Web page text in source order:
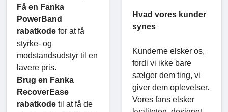
Få en Fanka
PowerBand
rabatkode for at få
styrke- og
modstandsudstyr til en
lavere pris.
Brug en Fanka
RecoverEase
rabatkode til at få de
Hvad vores kunder
synes
Kunderne elsker os,
fordi vi ikke bare
sælger dem ting, vi
giver dem oplevelser.
Vores fans elsker